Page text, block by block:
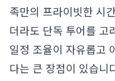
족만의 프라이빗한 시
더라도 단독 투어를 고
일정 조율이 자유롭고
다는 큰 장점이 있습니